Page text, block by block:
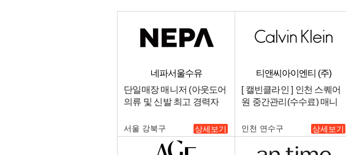
네파서울수유
단일매장 매니저 (아웃도어
의류 및 신발 최고 경력자
다..
서울 강북구 상세보기
티앤씨아이엔티 (주)
[ 캘빈클라인 ] 인천 스퀘어
원 중간관리(수수료) 매니
험자 우대).
인천 연수구 상세보기